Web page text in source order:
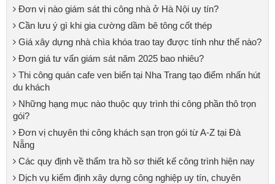
Đơn vị nào giám sát thi công nhà ở Hà Nội uy tín?
Cần lưu ý gì khi gia cường dầm bê tông cốt thép
Giá xây dựng nhà chìa khóa trao tay được tính như thế nào?
Đơn giá tư vấn giám sát năm 2025 bao nhiêu?
Thi công quán cafe ven biển tại Nha Trang tạo điểm nhấn hút
du khách
Những hạng mục nào thuộc quy trình thi công phần thô trọn
gói?
Đơn vị chuyên thi công khách sạn trọn gói từ A-Z tại Đà
Nẵng
Các quy định về thẩm tra hồ sơ thiết kế công trình hiện nay
Dịch vụ kiểm định xây dựng công nghiệp uy tín, chuyên